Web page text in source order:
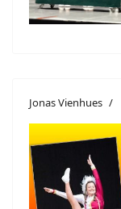
Jonas Vienhues